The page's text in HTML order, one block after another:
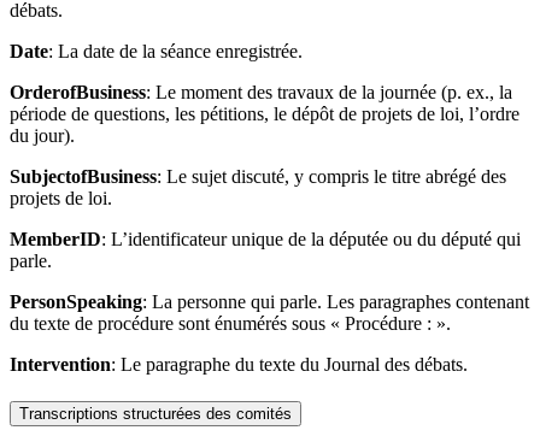
débats.
Date: La date de la séance enregistrée.
OrderofBusiness: Le moment des travaux de la journée (p. ex., la
période de questions, les pétitions, le dépôt de projets de loi, l’ordre
du jour).
SubjectofBusiness: Le sujet discuté, y compris le titre abrégé des
projets de loi.
MemberID: L’identificateur unique de la députée ou du député qui
parle.
PersonSpeaking: La personne qui parle. Les paragraphes contenant
du texte de procédure sont énumérés sous « Procédure : ».
Intervention: Le paragraphe du texte du Journal des débats.
Transcriptions structurées des comités